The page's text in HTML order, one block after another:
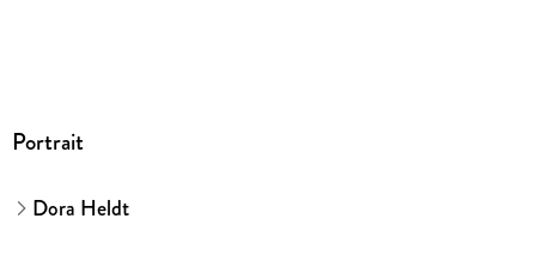
Portrait
Dora Heldt